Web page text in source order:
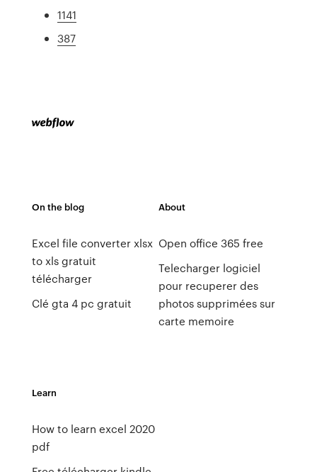
1141
387
On the blog
Excel file converter xlsx
to xls gratuit
télécharger
Clé gta 4 pc gratuit
About
Open office 365 free
Telecharger logiciel
pour recuperer des
photos supprimées sur
carte memoire
Learn
How to learn excel 2020
pdf